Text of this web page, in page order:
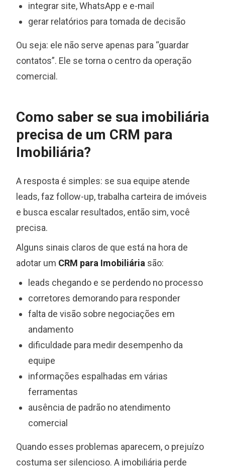
integrar site, WhatsApp e e-mail
gerar relatórios para tomada de decisão
Ou seja: ele não serve apenas para “guardar
contatos”. Ele se torna o centro da operação
comercial.
Como saber se sua imobiliária
precisa de um CRM para
Imobiliária?
A resposta é simples: se sua equipe atende
leads, faz follow-up, trabalha carteira de imóveis
e busca escalar resultados, então sim, você
precisa.
Alguns sinais claros de que está na hora de
adotar um CRM para Imobiliária são:
leads chegando e se perdendo no processo
corretores demorando para responder
falta de visão sobre negociações em
andamento
dificuldade para medir desempenho da
equipe
informações espalhadas em várias
ferramentas
ausência de padrão no atendimento
comercial
Quando esses problemas aparecem, o prejuízo
costuma ser silencioso. A imobiliária perde